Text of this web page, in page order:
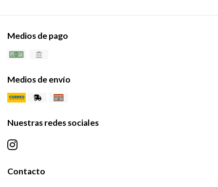
Medios de pago
Medios de envío
Nuestras redes sociales
Contacto